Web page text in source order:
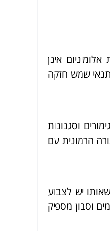
אינן
שמש חזקה
וסגנונות
הרמונית עם
יש לצבוע
וסבון מספיק